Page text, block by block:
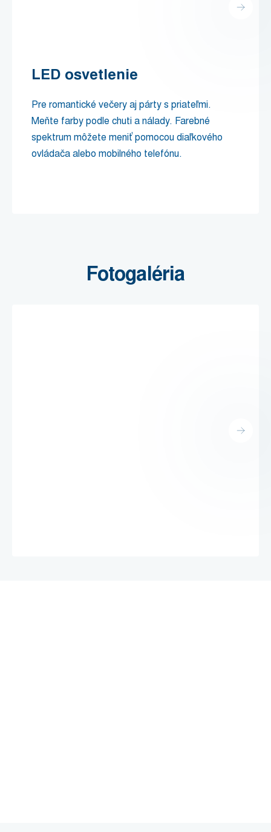
LED osvetlenie
Pre romantické večery aj párty s priateľmi.
Meňte farby podle chuti a nálady. Farebné
spektrum môžete meniť pomocou diaľkového
ovládača alebo mobilného telefónu.
Fotogaléria